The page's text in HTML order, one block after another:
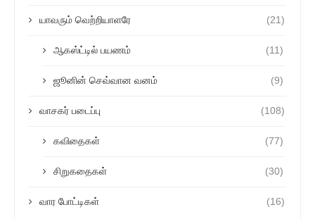
யாவரும் வெற்றியாளரே (21)
ஆகஸ்ட்டில் பயணம் (11)
ஜூனின் செவ்வான வனம் (9)
வாசகர் படைப்பு (108)
கவிதைகள் (77)
சிறுகதைகள் (30)
வார போட்டிகள் (16)